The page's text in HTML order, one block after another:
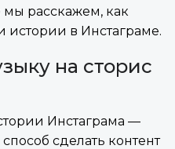
мы расскажем, как
истории в Инстаграме.
на сторис
Инстаграма —
сделать контент